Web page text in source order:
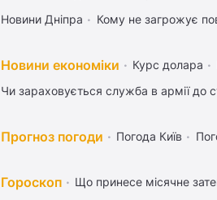
Новини Дніпра
Кому не загрожує
Новини економіки Курс долара
Чи зараховується служба в армії до
Прогноз погоди Погода Київ
Гороскоп Що принесе місячне